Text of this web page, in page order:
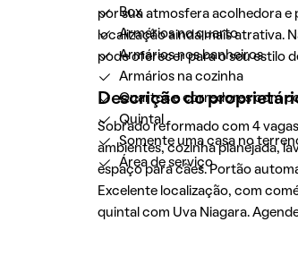
por sua atmosfera acolhedora e
localização ainda mais atrativa.
pode oferecer para o seu estilo
Descrição do
Sobrado reformado com 4
ambientes, cozinha planejada,
espaço para cães. Portão
Excelente localização, com
quintal com Uva Niagara.
Box
Armários no quarto
Armários nos banheiros
Armários na cozinha
Quartos e corredores com
Quintal
Somente uma casa no
Área de serviço